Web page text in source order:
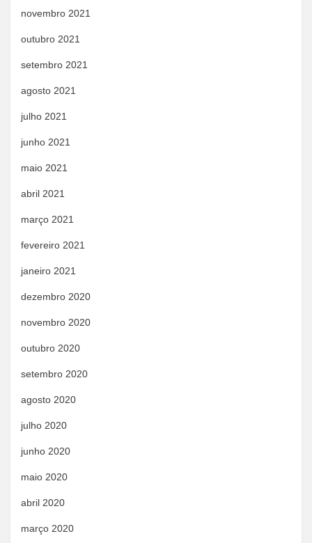
novembro 2021
outubro 2021
setembro 2021
agosto 2021
julho 2021
junho 2021
maio 2021
abril 2021
março 2021
fevereiro 2021
janeiro 2021
dezembro 2020
novembro 2020
outubro 2020
setembro 2020
agosto 2020
julho 2020
junho 2020
maio 2020
abril 2020
março 2020